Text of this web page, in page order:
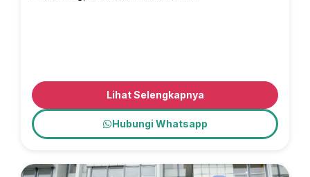
Lihat Selengkapnya
Hubungi Whatsapp